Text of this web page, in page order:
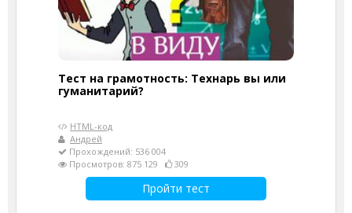
Тест на грамотность: Технарь вы или
гуманитарий?
HTML-код
Андрей
Прохождений: 536 004
Просмотров: 875 129
309
Пройти тест